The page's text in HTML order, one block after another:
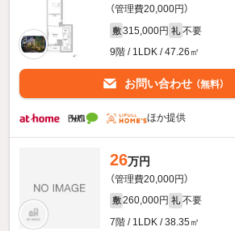
（管理費20,000円）
敷 315,000円 礼 不要
9階 / 1LDK / 47.26㎡
お問い合わせ （無料）
ほか提供
26万円
（管理費20,000円）
敷 260,000円 礼 不要
7階 / 1LDK / 38.35㎡